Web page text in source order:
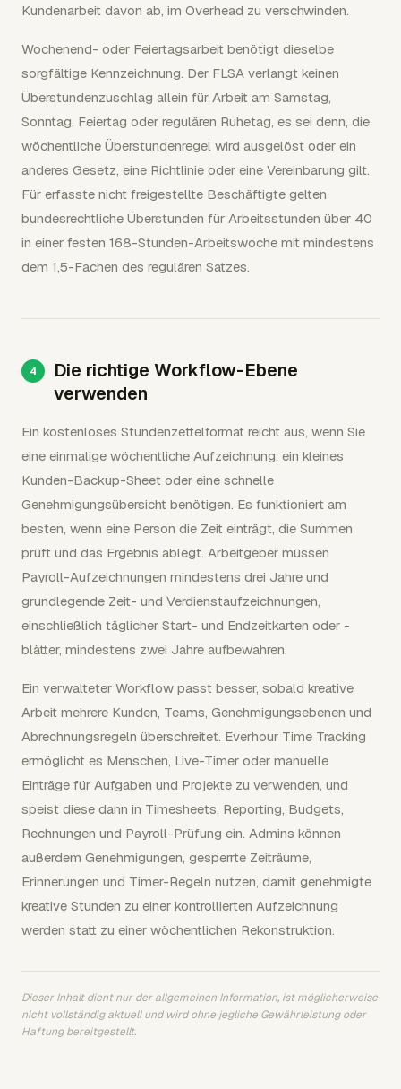
Kundenarbeit davon ab, im Overhead zu verschwinden.
Wochenend- oder Feiertagsarbeit benötigt dieselbe
sorgfältige Kennzeichnung. Der FLSA verlangt keinen
Überstundenzuschlag allein für Arbeit am Samstag,
Sonntag, Feiertag oder regulären Ruhetag, es sei denn, die
wöchentliche Überstundenregel wird ausgelöst oder ein
anderes Gesetz, eine Richtlinie oder eine Vereinbarung gilt.
Für erfasste nicht freigestellte Beschäftigte gelten
bundesrechtliche Überstunden für Arbeitsstunden über 40
in einer festen 168-Stunden-Arbeitswoche mit mindestens
dem 1,5-Fachen des regulären Satzes.
Die richtige Workflow-Ebene
verwenden
Ein kostenloses Stundenzettelformat reicht aus, wenn Sie
eine einmalige wöchentliche Aufzeichnung, ein kleines
Kunden-Backup-Sheet oder eine schnelle
Genehmigungsübersicht benötigen. Es funktioniert am
besten, wenn eine Person die Zeit einträgt, die Summen
prüft und das Ergebnis ablegt. Arbeitgeber müssen
Payroll-Aufzeichnungen mindestens drei Jahre und
grundlegende Zeit- und Verdienstaufzeichnungen,
einschließlich täglicher Start- und Endzeitkarten oder -
blätter, mindestens zwei Jahre aufbewahren.
Ein verwalteter Workflow passt besser, sobald kreative
Arbeit mehrere Kunden, Teams, Genehmigungsebenen und
Abrechnungsregeln überschreitet. Everhour Time Tracking
ermöglicht es Menschen, Live-Timer oder manuelle
Einträge für Aufgaben und Projekte zu verwenden, und
speist diese dann in Timesheets, Reporting, Budgets,
Rechnungen und Payroll-Prüfung ein. Admins können
außerdem Genehmigungen, gesperrte Zeiträume,
Erinnerungen und Timer-Regeln nutzen, damit genehmigte
kreative Stunden zu einer kontrollierten Aufzeichnung
werden statt zu einer wöchentlichen Rekonstruktion.
Dieser Inhalt dient nur der allgemeinen Information, ist möglicherweise
nicht vollständig aktuell und wird ohne jegliche Gewährleistung oder
Haftung bereitgestellt.